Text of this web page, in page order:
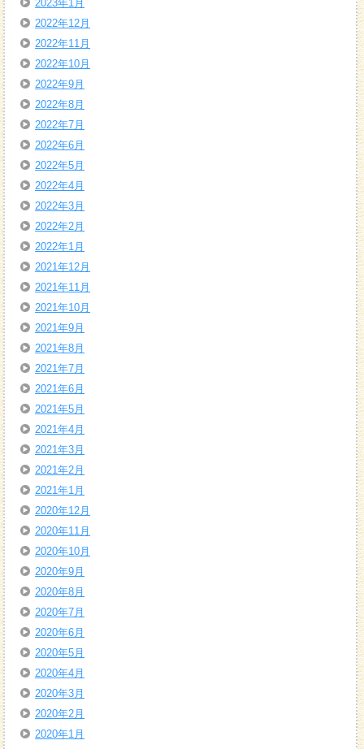
2023年1月
2022年12月
2022年11月
2022年10月
2022年9月
2022年8月
2022年7月
2022年6月
2022年5月
2022年4月
2022年3月
2022年2月
2022年1月
2021年12月
2021年11月
2021年10月
2021年9月
2021年8月
2021年7月
2021年6月
2021年5月
2021年4月
2021年3月
2021年2月
2021年1月
2020年12月
2020年11月
2020年10月
2020年9月
2020年8月
2020年7月
2020年6月
2020年5月
2020年4月
2020年3月
2020年2月
2020年1月